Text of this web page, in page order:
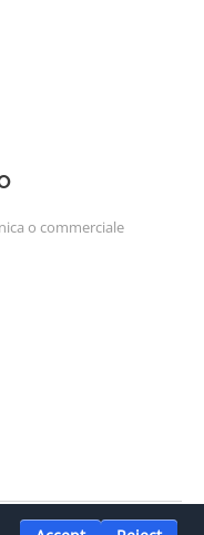
o commerciale